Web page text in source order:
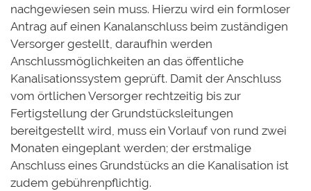
nachgewiesen sein muss. Hierzu wird ein formloser
Antrag auf einen Kanalanschluss beim zuständigen
Versorger gestellt, daraufhin werden
Anschlussmöglichkeiten an das öffentliche
Kanalisationssystem geprüft. Damit der Anschluss
vom örtlichen Versorger rechtzeitig bis zur
Fertigstellung der Grundstücksleitungen
bereitgestellt wird, muss ein Vorlauf von rund zwei
Monaten eingeplant werden; der erstmalige
Anschluss eines Grundstücks an die Kanalisation ist
zudem gebührenpflichtig.